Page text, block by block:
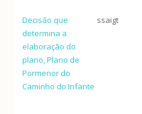
Decisão que
determina a
elaboração do
plano, Plano de
Pormenor do
Caminho do Infante
ssaigt